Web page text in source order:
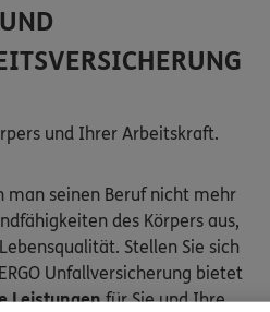
UND
und Ihrer Arbeitskraft.
man seinen Beruf nicht mehr
des Körpers aus,
Stellen Sie sich
Unfallversicherung bietet
Leistungenfür Sie und Ihre